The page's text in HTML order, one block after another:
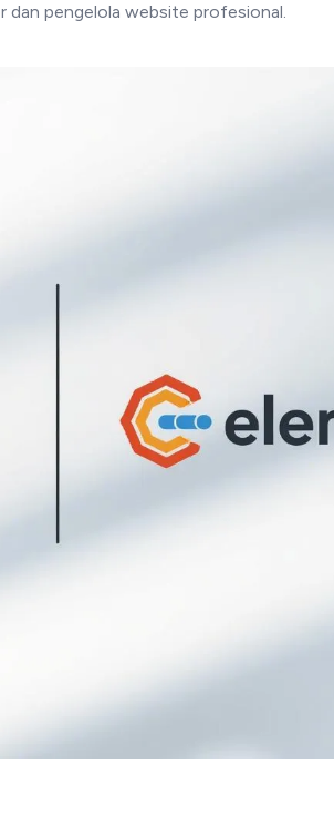
dan pengelola website profesional.